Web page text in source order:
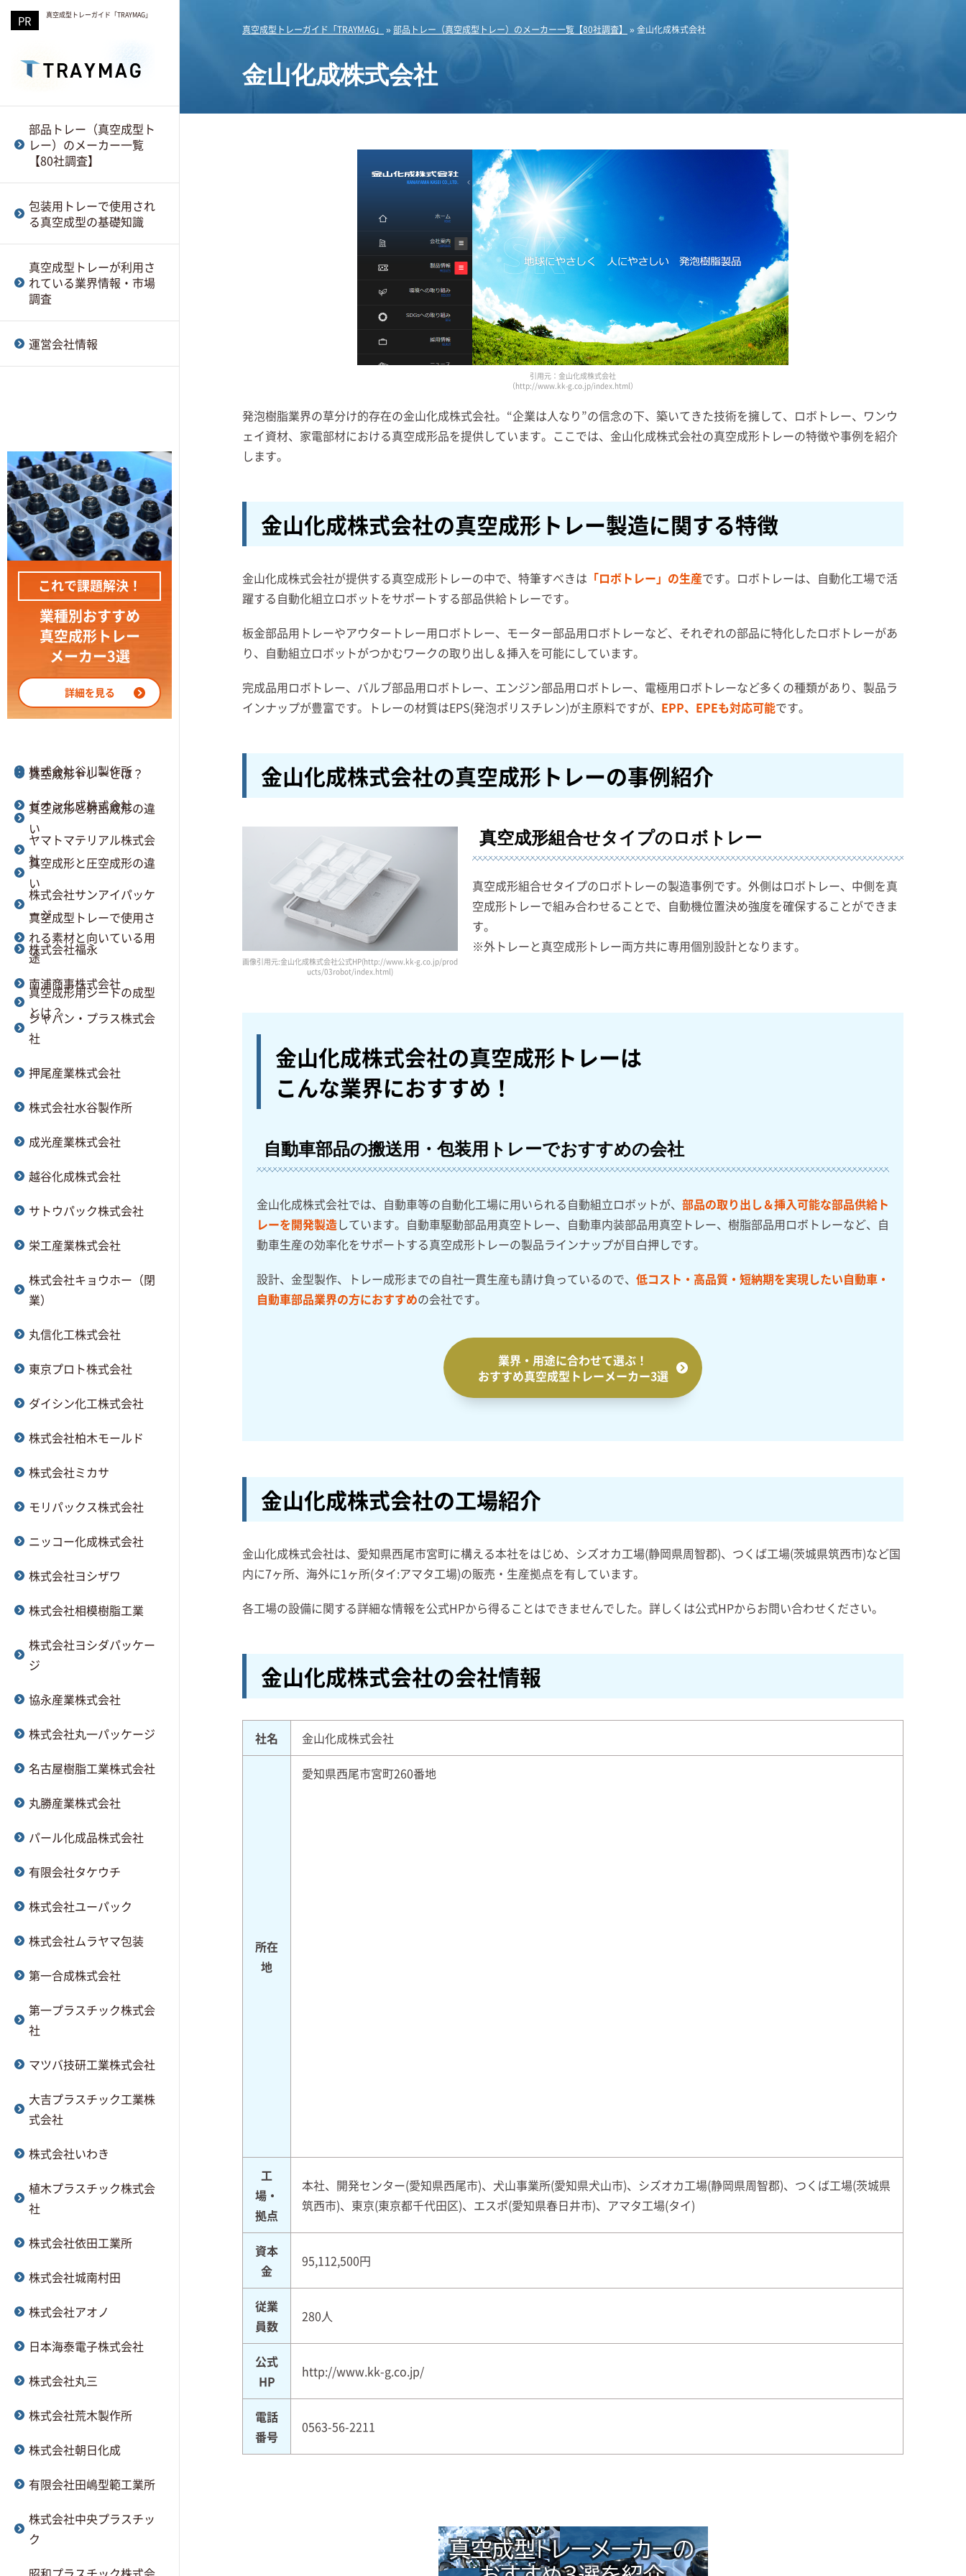
真空成型トレーガイド「TRAYMAG」
部品トレー（真空成型ト
レー）のメーカー一覧
【80社調査】
株式会社ナルセ
株式会社サンプラスト三
笠
梅田真空包装株式会社
日本プラスチック工業株
式会社
TSK株式会社
刈谷紙器
A-MIZUTANI
安井株式会社
RP東プラ株式会社
ニッポー株式会社
金山化成株式会社
ワイヂーエル株式会社
株式会社マルアイ
MAPPREND. 株式会社
セイホクパッケージ株式
株式会社谷川製作所
ゼオン化成株式会社
ヤマトマテリアル株式会
社
株式会社サンアイパッケ
ージ
株式会社福永
南浦商事株式会社
ジャパン・プラス株式会
社
押尾産業株式会社
株式会社水谷製作所
成光産業株式会社
越谷化成株式会社
サトウパック株式会社
栄工産業株式会社
株式会社キョウホー（閉
業）
丸信化工株式会社
東京プロト株式会社
ダイシン化工株式会社
株式会社柏木モールド
株式会社ミカサ
モリパックス株式会社
ニッコー化成株式会社
株式会社ヨシザワ
株式会社相模樹脂工業
株式会社ヨシダパッケー
ジ
協永産業株式会社
株式会社丸一パッケージ
名古屋樹脂工業株式会社
丸勝産業株式会社
パール化成品株式会社
有限会社タケウチ
株式会社ユーパック
株式会社ムラヤマ包装
第一合成株式会社
第一プラスチック株式会
社
マツバ技研工業株式会社
大吉プラスチック工業株
式会社
株式会社いわき
植木プラスチック株式会
社
株式会社依田工業所
株式会社城南村田
株式会社アオノ
日本海泰電子株式会社
株式会社丸三
株式会社荒木製作所
株式会社朝日化成
有限会社田嶋型範工業所
株式会社中央プラスチッ
ク
包装用トレーで使用され
る真空成型の基礎知識
真空成形におけるTOM工
法
真空成形における印刷成
型とは
真空成形トレーの試作
真空成形で発生する不具
合とは？
真空成形とRIM成形の違い
真空成形と熱プレス成形
の違い
樹脂型・石膏型の真空成
型とは
真空成形とブロー成形の
違い
真空成形の連続型と単発
型とは
真空成形の加工の流れ
真空成形における金型と
真空成形トレーとは？
真空成形と射出成形の違
い
真空成形と圧空成形の違
い
真空成型トレーで使用さ
れる素材と向いている用
途
真空成形用シートの成型
とは？
真空成型トレーが利用さ
れている業界情報・市場
調査
自動車部品用の真空成型
トレー
電子部品・精密機器にお
ける真空成型トレー
医療業界における真空成
食品業界における真空成
形トレー
大型部品用の厚物トレー
が求められる真空成形ト
運営会社情報
これで課題解決！
業種別おすすめ
真空成形トレー
メーカー3選
詳細を見る
真空成型トレーガイド「TRAYMAG」 » 部品トレー（真空成型トレー）のメーカー一覧【80社調査】 » 金山化成株式会社
金山化成株式会社
引用元：金山化成株式会社
（http://www.kk-g.co.jp/index.html）
発泡樹脂業界の草分け的存在の金山化成株式会社。“企業は人なり”の信念の下、築いてきた技術を擁して、ロボトレー、ワンウ
ェイ資材、家電部材における真空成形品を提供しています。ここでは、金山化成株式会社の真空成形トレーの特徴や事例を紹介
します。
金山化成株式会社の真空成形トレー製造に関する特徴
金山化成株式会社が提供する真空成形トレーの中で、特筆すべきは 「ロボトレー」の生産です。ロボトレーは、自動化工場で活
躍する自動化組立ロボットをサポートする部品供給トレーです。
板金部品用トレーやアウタートレー用ロボトレー、モーター部品用ロボトレーなど、それぞれの部品に特化したロボトレーがあ
り、自動組立ロボットがつかむワークの取り出し＆挿入を可能にしています。
完成品用ロボトレー、バルブ部品用ロボトレー、エンジン部品用ロボトレー、電極用ロボトレーなど多くの種類があり、製品ラ
インナップが豊富です。トレーの材質はEPS(発泡ポリスチレン)が主原料ですが、 EPP、EPEも対応可能です。
金山化成株式会社の真空成形トレーの事例紹介
画像引用元:金山化成株式会社公式HP(http://www.kk-g.co.jp/prod
ucts/03robot/index.html)
真空成形組合せタイプのロボトレー
真空成形組合せタイプのロボトレーの製造事例です。外側はロボトレー、中側を真
空成形トレーで組み合わせることで、自動機位置決め強度を確保することができま
す。
※外トレーと真空成形トレー両方共に専用個別設計となります。
金山化成株式会社の真空成形トレーは
こんな業界におすすめ！
自動車部品の搬送用・包装用トレーでおすすめの会社
金山化成株式会社では、自動車等の自動化工場に用いられる自動組立ロボットが、 部品の取り出し＆挿入可能な部品供給ト
レーを開発製造しています。自動車駆動部品用真空トレー、自動車内装部品用真空トレー、樹脂部品用ロボトレーなど、自
動車生産の効率化をサポートする真空成形トレーの製品ラインナップが目白押しです。
設計、金型製作、トレー成形までの自社一貫生産も請け負っているので、 低コスト・高品質・短納期を実現したい自動車・
自動車部品業界の方におすすめの会社です。
業界・用途に合わせて選ぶ！
おすすめ真空成型トレーメーカー3選
金山化成株式会社の工場紹介
金山化成株式会社は、愛知県西尾市宮町に構える本社をはじめ、シズオカ工場(静岡県周智郡)、つくば工場(茨城県筑西市)など国
内に7ヶ所、海外に1ヶ所(タイ:アマタ工場)の販売・生産拠点を有しています。
各工場の設備に関する詳細な情報を公式HPから得ることはできませんでした。詳しくは公式HPからお問い合わせください。
金山化成株式会社の会社情報
社名 金山化成株式会社
所在
地
愛知県西尾市宮町260番地
工
場・
拠点
本社、開発センター(愛知県西尾市)、犬山事業所(愛知県犬山市)、シズオカ工場(静岡県周智郡)、つくば工場(茨城県
筑西市)、東京(東京都千代田区)、エスポ(愛知県春日井市)、アマタ工場(タイ)
資本
金
95,112,500円
従業
員数
280人
公式
HP
http://www.kk-g.co.jp/
電話
番号
0563-56-2211